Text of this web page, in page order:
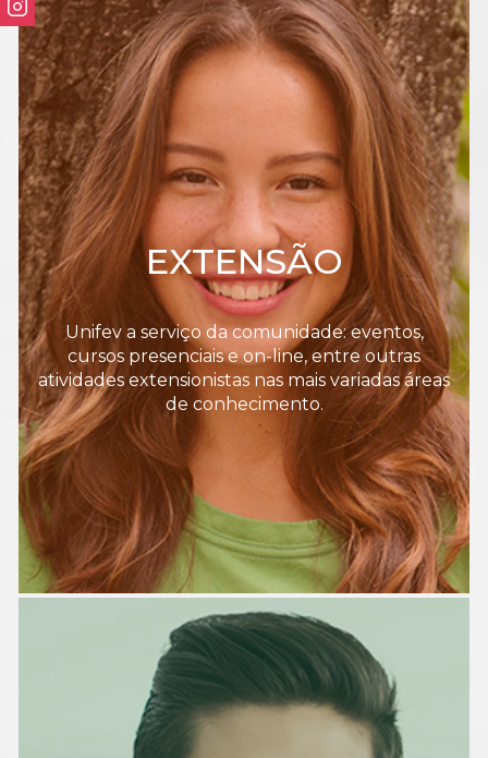
EXTENSÃO
Unifev a serviço da comunidade: eventos,
cursos presenciais e on-line, entre outras
atividades extensionistas nas mais variadas áreas
de conhecimento.